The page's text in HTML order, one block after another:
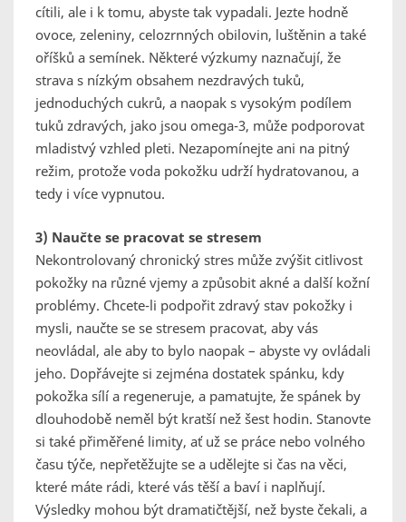
cítili, ale i k tomu, abyste tak vypadali. Jezte hodně
ovoce, zeleniny, celozrnných obilovin, luštěnin a také
oříšků a semínek. Některé výzkumy naznačují, že
strava s nízkým obsahem nezdravých tuků,
jednoduchých cukrů, a naopak s vysokým podílem
tuků zdravých, jako jsou omega-3, může podporovat
mladistvý vzhled pleti. Nezapomínejte ani na pitný
režim, protože voda pokožku udrží hydratovanou, a
tedy i více vypnutou.
3) Naučte se pracovat se stresem
Nekontrolovaný chronický stres může zvýšit citlivost
pokožky na různé vjemy a způsobit akné a další kožní
problémy. Chcete-li podpořit zdravý stav pokožky i
mysli, naučte se se stresem pracovat, aby vás
neovládal, ale aby to bylo naopak – abyste vy ovládali
jeho. Dopřávejte si zejména dostatek spánku, kdy
pokožka sílí a regeneruje, a pamatujte, že spánek by
dlouhodobě neměl být kratší než šest hodin. Stanovte
si také přiměřené limity, ať už se práce nebo volného
času týče, nepřetěžujte se a udělejte si čas na věci,
které máte rádi, které vás těší a baví i naplňují.
Výsledky mohou být dramatičtější, než byste čekali, a